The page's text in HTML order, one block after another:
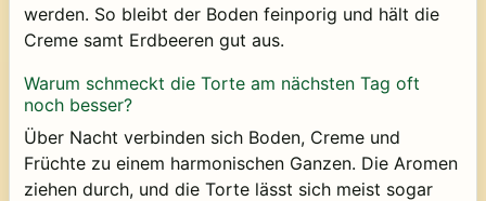
werden. So bleibt der Boden feinporig und hält die
Creme samt Erdbeeren gut aus.
Warum schmeckt die Torte am nächsten Tag oft
noch besser?
Über Nacht verbinden sich Boden, Creme und
Früchte zu einem harmonischen Ganzen. Die Aromen
ziehen durch, und die Torte lässt sich meist sogar